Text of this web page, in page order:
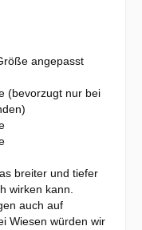
angepasst
(bevorzugt nur bei
breiter und tiefer
wirken kann.
auch auf
Wiesen würden wir